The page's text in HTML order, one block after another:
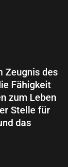
Zeugnis des
Fähigkeit
zum Leben
Stelle für
das